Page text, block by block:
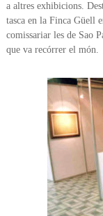
a altres exhibicions.
tasca en la Finca Güell
comissariar les de Sao
que va recórrer el món.